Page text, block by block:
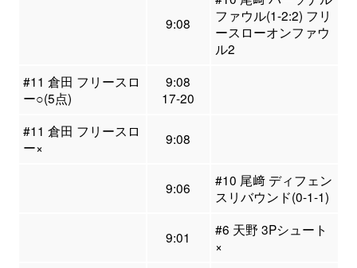
9:08
ファウル(1-2:2) フリ
ースローオンファウ
ル2
#11 倉田 フリースロ
ー○(5点)
9:08
17-20
#11 倉田 フリースロ
ー×
9:08
9:06
#10 尾﨑 ディフェン
スリバウンド(0-1-1)
9:01
#6 天野 3Pシュート
×